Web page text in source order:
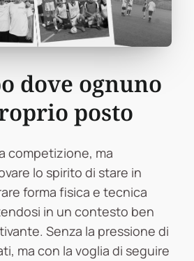
dove ognuno
posto
competizione, ma
lo spirito di stare in
forma fisica e tecnica
in un contesto ben
Senza la pressione di
ma con la voglia di seguire